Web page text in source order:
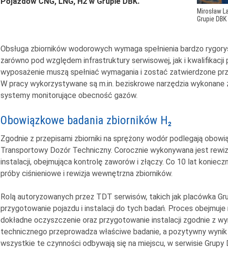
Mirosław
Grupie DBK
Obsługa zbiorników wodorowych wymaga spełnienia bardzo
zarówno pod względem infrastruktury serwisowej, jak i kwalifikacji
wyposażenie muszą spełniać wymagania i zostać zatwierdzone
W pracy wykorzystywane są m.in. beziskrowe narzędzia
systemy monitorujące obecność gazów.
Obowiązkowe badania zbiorników H₂
Zgodnie z przepisami zbiorniki na sprężony wodór podlegają
Transportowy Dozór Techniczny. Corocznie wykonywana jest
instalacji, obejmująca kontrolę zaworów i złączy. Co 10 lat
próby ciśnieniowe i rewizja wewnętrzna zbiorników.
Rolą autoryzowanych przez TDT serwisów, takich jak placówka
przygotowanie pojazdu i instalacji do tych badań. Proces obejmuje
dokładne oczyszczenie oraz przygotowanie instalacji zgodnie z
technicznego przeprowadza właściwe badanie, a pozytywny
wszystkie te czynności odbywają się na miejscu, w serwisie Grupy